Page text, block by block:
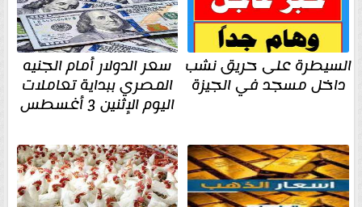
السيطرة على حريق نشب
داخل مسجد في الجيزة
سعر الدولار أمام الجنيه
المصري ببداية تعاملات
اليوم الإثنين 3 أغسطس